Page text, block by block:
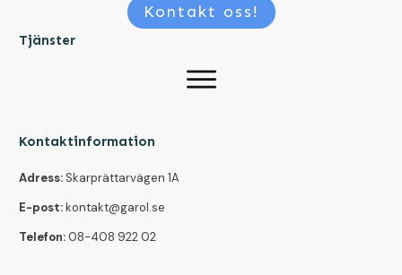
Kontakt oss!
Tjänster
Kontaktinformation
Adress:Skarprättarvägen 1A
E-post:kontakt@garol.se
Telefon: 08-408 922 02